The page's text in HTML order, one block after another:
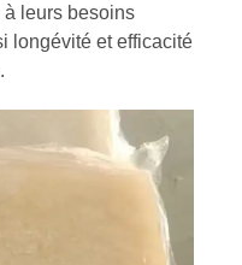
leurs besoins
longévité et efficacité